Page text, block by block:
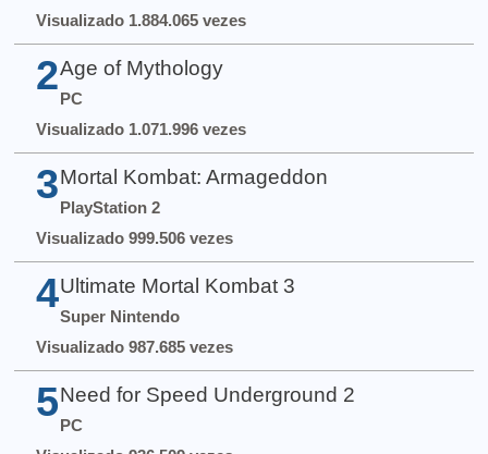
Visualizado 1.884.065 vezes
2 Age of Mythology
PC
Visualizado 1.071.996 vezes
3 Mortal Kombat: Armageddon
PlayStation 2
Visualizado 999.506 vezes
4 Ultimate Mortal Kombat 3
Super Nintendo
Visualizado 987.685 vezes
5 Need for Speed Underground 2
PC